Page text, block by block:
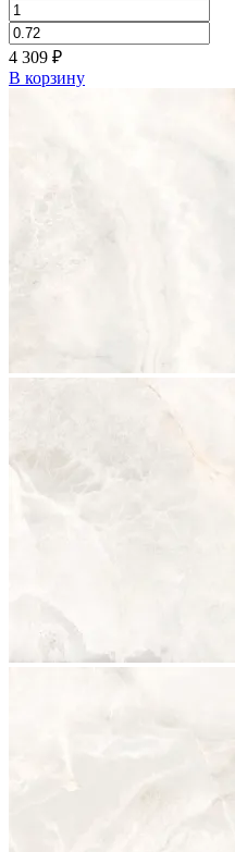
4 309 ₽
В корзину